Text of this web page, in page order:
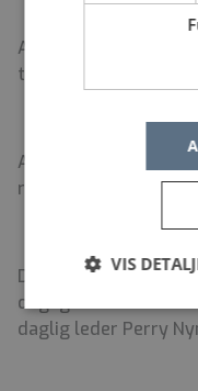
Ansættelsessamtaler
tirsdag d. 23/6 2026.
Ansøgning sendes
rekrutteringssystem.
Du kan få mere at
daglig leder Maria
daglig leder Perry
VIS